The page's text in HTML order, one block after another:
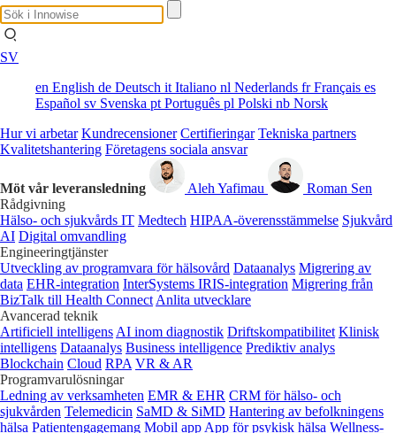
SV
en English de Deutsch it Italiano nl Nederlands frFrançais es
Español sv Svenska pt Português pl Polski nb Norsk
Hur vi arbetar Kundrecensioner Certifieringar Tekniska partners
Kvalitetshantering Företagens sociala ansvar
Möt vår leveransledning Aleh Yafimau
Roman Sen
Rådgivning
Hälso- och sjukvårds IT Medtech HIPAA-överensstämmelse Sjukvård
AI Digital omvandling
Engineeringtjänster
Utveckling av programvara för hälsovård Dataanalys Migrering av
data EHR-integration InterSystems IRIS-integration Migrering från
BizTalk till Health Connect Anlita utvecklare
Avancerad teknik
Artificiell intelligens AI inom diagnostik Driftskompatibilitet Klinisk
intelligens Dataanalys Business intelligence Prediktiv analys
Blockchain Cloud RPA VR & AR
Programvarulösningar
Ledning av verksamheten EMR & EHR CRM för hälso- och
sjukvården Telemedicin SaMD & SiMD Hantering av befolkningens
hälsa Patientengagemang Mobil app App för psykisk hälsa Wellness-